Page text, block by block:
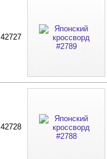
42727
42728